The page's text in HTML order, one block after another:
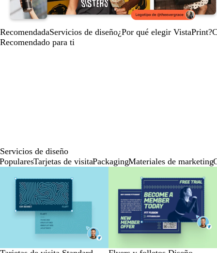
RecomendadaServicios de diseño¿Por qué elegir VistaPrint?
Recomendado para ti
Servicios de diseño
PopularesTarjetas de visitaPackagingMateriales de marketing